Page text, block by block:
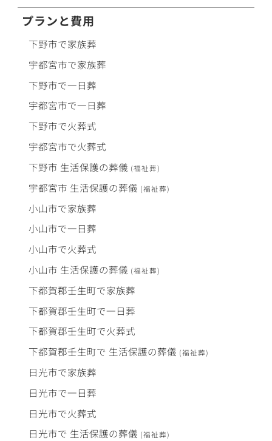
プランと費用
下野市で家族葬
宇都宮市で家族葬
下野市で一日葬
宇都宮市で一日葬
下野市で火葬式
宇都宮市で火葬式
下野市 生活保護の葬儀 (福祉葬)
宇都宮市 生活保護の葬儀 (福祉葬)
小山市で家族葬
小山市で一日葬
小山市で火葬式
小山市 生活保護の葬儀 (福祉葬)
下都賀郡壬生町で家族葬
下都賀郡壬生町で一日葬
下都賀郡壬生町で火葬式
下都賀郡壬生町で 生活保護の葬儀 (福祉葬)
日光市で家族葬
日光市で一日葬
日光市で火葬式
日光市で 生活保護の葬儀 (福祉葬)